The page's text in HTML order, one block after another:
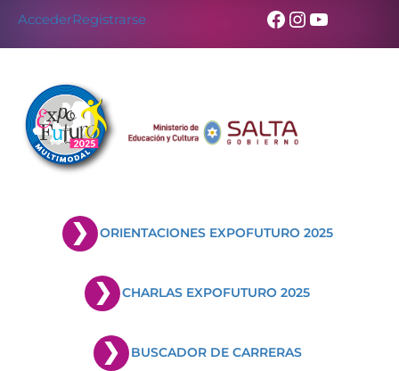
AccederRegistrarse Facebook
Instagram
YouTube
ORIENTACIONES EXPOFUTURO 2025
CHARLAS EXPOFUTURO 2025
BUSCADOR DE CARRERAS